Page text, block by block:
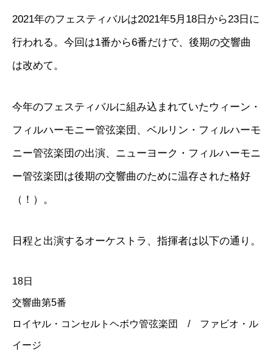
2021年のフェスティバルは2021年5月18日から23日に
行われる。今回は1番から6番だけで、後期の交響曲
は改めて。
今年のフェスティバルに組み込まれていたウィーン・
フィルハーモニー管弦楽団、ベルリン・フィルハーモ
ニー管弦楽団の出演、ニューヨーク・フィルハーモニ
ー管弦楽団は後期の交響曲のために温存された格好
（！）。
日程と出演するオーケストラ、指揮者は以下の通り。
18日
交響曲第5番
ロイヤル・コンセルトヘボウ管弦楽団 / ファビオ・ル
イージ